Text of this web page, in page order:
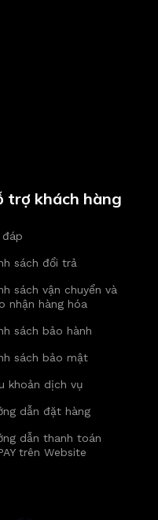
trợ khách hàng
đáp
sách đổi trả
sách vận chuyển và
nhận hàng hóa
sách bảo hành
sách bảo mật
khoản dịch vụ
dẫn đặt hàng
dẫn thanh toán
trên Website